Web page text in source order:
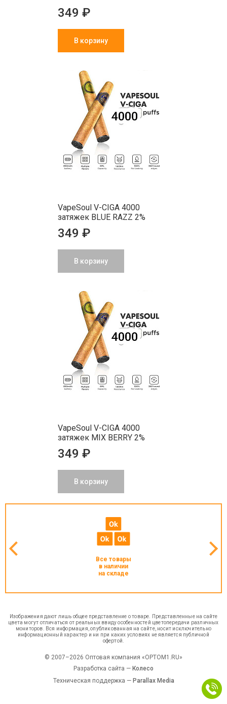
349 ₽
В корзину
VapeSoul V-CIGA 4000
затяжек BLUE RAZZ 2%
349 ₽
В корзину
VapeSoul V-CIGA 4000
затяжек MIX BERRY 2%
349 ₽
В корзину
Все товары
в наличии
на складе
Изображения дают лишь общее представление о товаре. Представленные на сайте
цвета могут отличаться от реальных ввиду особенностей цветопередачи различных
мониторов. Вся информация, опубликованная на сайте, носит исключительно
информационный характер и ни при каких условиях не является публичной
офертой.
© 2007–2026 Оптовая компания «OPTOM1.RU»
Разработка сайта — Колесо
Техническая поддержка — Parallax Media